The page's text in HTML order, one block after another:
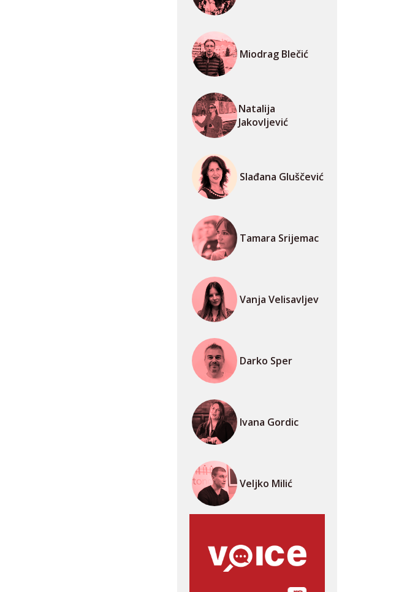
Miodrag Blečić
Natalija
Jakovljević
Slađana Gluščević
Tamara Srijemac
Vanja Velisavljev
Darko Sper
Ivana Gordic
Veljko Milić